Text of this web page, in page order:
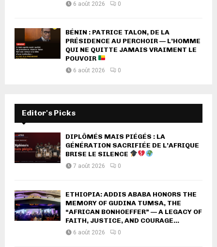
6 août 2026 0
BÉNIN : PATRICE TALON, DE LA
PRÉSIDENCE AU PERCHOIR — L’HOMME
QUI NE QUITTE JAMAIS VRAIMENT LE
POUVOIR
6 août 2026 0
Editor's Picks
DIPLÔMÉS MAIS PIÉGÉS : LA
GÉNÉRATION SACRIFIÉE DE L’AFRIQUE
BRISE LE SILENCE
7 août 2026 0
ETHIOPIA: ADDIS ABABA HONORS THE
MEMORY OF GUDINA TUMSA, THE
“AFRICAN BONHOEFFER” — A LEGACY OF
FAITH, JUSTICE, AND COURAGE...
6 août 2026 0